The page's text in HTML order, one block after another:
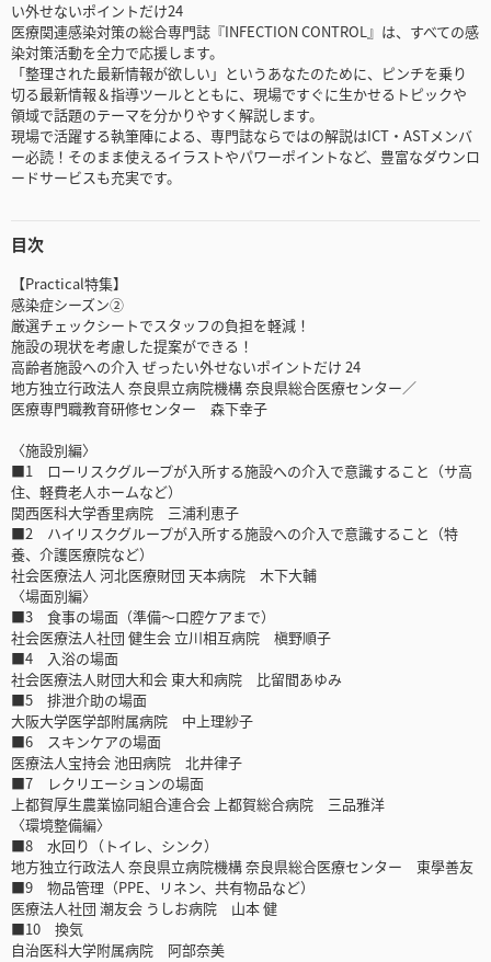
い外せないポイントだけ24
医療関連感染対策の総合専門誌『INFECTION CONTROL』は、すべての感
染対策活動を全力で応援します。
「整理された最新情報が欲しい」というあなたのために、ピンチを乗り
切る最新情報＆指導ツールとともに、現場ですぐに生かせるトピックや
領域で話題のテーマを分かりやすく解説します。
現場で活躍する執筆陣による、専門誌ならではの解説はICT・ASTメンバ
ー必読！そのまま使えるイラストやパワーポイントなど、豊富なダウンロ
ードサービスも充実です。
目次
【Practical特集】
感染症シーズン②
厳選チェックシートでスタッフの負担を軽減！
施設の現状を考慮した提案ができる！
高齢者施設への介入 ぜったい外せないポイントだけ 24
地方独立行政法人 奈良県立病院機構 奈良県総合医療センター／
医療専門職教育研修センター 森下幸子
〈施設別編〉
■1 ローリスクグループが入所する施設への介入で意識すること（サ高
住、軽費老人ホームなど）
関西医科大学香里病院 三浦利恵子
■2 ハイリスクグループが入所する施設への介入で意識すること（特
養、介護医療院など）
社会医療法人 河北医療財団 天本病院 木下大輔
〈場面別編〉
■3 食事の場面（準備～口腔ケアまで）
社会医療法人社団 健生会 立川相互病院 槇野順子
■4 入浴の場面
社会医療法人財団大和会 東大和病院 比留間あゆみ
■5 排泄介助の場面
大阪大学医学部附属病院 中上理紗子
■6 スキンケアの場面
医療法人宝持会 池田病院 北井律子
■7 レクリエーションの場面
上都賀厚生農業協同組合連合会 上都賀総合病院 三品雅洋
〈環境整備編〉
■8 水回り（トイレ、シンク）
地方独立行政法人 奈良県立病院機構 奈良県総合医療センター 東學善友
■9 物品管理（PPE、リネン、共有物品など）
医療法人社団 潮友会 うしお病院 山本 健
■10 換気
自治医科大学附属病院 阿部奈美